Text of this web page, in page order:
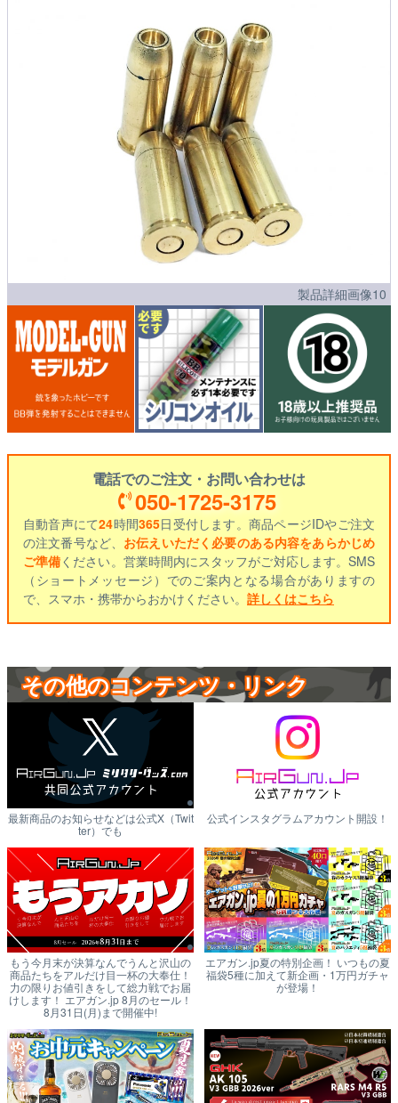
製品詳細画像10
電話でのご注文・お問い合わせは
050-1725-3175
自動音声にて24時間365日受付します。商品ページIDやご注文
の注文番号など、 お伝えいただく必要のある内容をあらかじめ
ご準備ください。営業時間内にスタッフがご対応します。SMS
（ショートメッセージ）でのご案内となる場合がありますの
で、スマホ・携帯からおかけください。 詳しくはこちら
その他のコンテンツ・リンク
最新商品のお知らせなどは公式X（Twit
ter）でも
公式インスタグラムアカウント開設！
もう今月末が決算なんでうんと沢山の
商品たちをアルだけ目一杯の大奉仕！
力の限りお値引きをして総力戦でお届
けします！ エアガン.jp 8月のセール！
8月31日(月)まで開催中!
エアガン.jp夏の特別企画！ いつもの夏
福袋5種に加えて新企画・1万円ガチャ
が登場！